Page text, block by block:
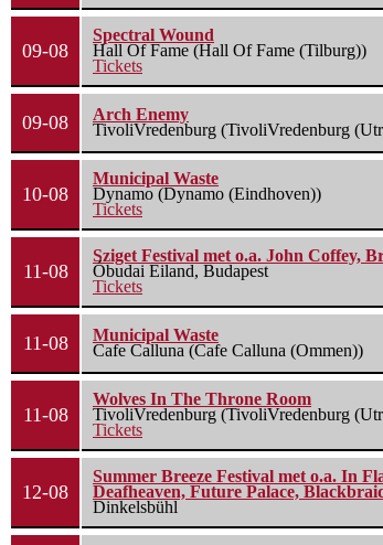
09-08
Spectral Wound
Hall Of Fame (Hall Of Fame (Tilburg))
Tickets
09-08
Arch Enemy
TivoliVredenburg (TivoliVredenburg
10-08
Municipal Waste
Dynamo (Dynamo (Eindhoven))
Tickets
11-08
Sziget Festival met o.a. John Coffey,
Óbudai Eiland, Budapest
Tickets
11-08
Municipal Waste
Cafe Calluna (Cafe Calluna (Ommen))
11-08
Wolves In The Throne Room
TivoliVredenburg (TivoliVredenburg
Tickets
12-08
Summer Breeze Festival met o.a. In
Deafheaven, Future Palace,
Dinkelsbühl